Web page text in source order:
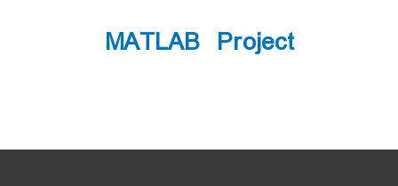
MATLAB Project